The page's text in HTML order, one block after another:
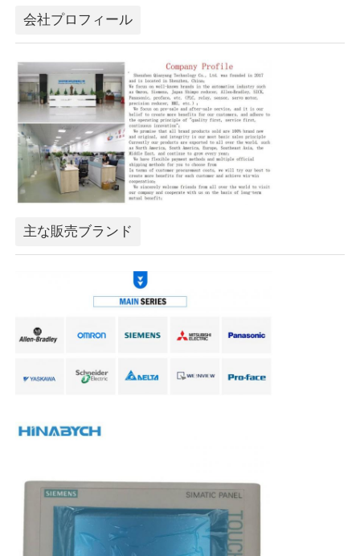
可変周波数ドライブ
プログラマブルロジックコントローラー
PLCコントローラー
ソフトスタートデバイス
ロボット関節モーター
人間の機械インターフェース
ACサーボモーター
会社プロフィール
主な販売ブランド